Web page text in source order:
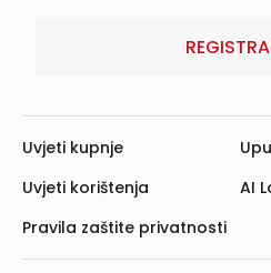
Uvjeti kupnje
Uvjeti korištenja
Pravila zaštite privatnosti
AI